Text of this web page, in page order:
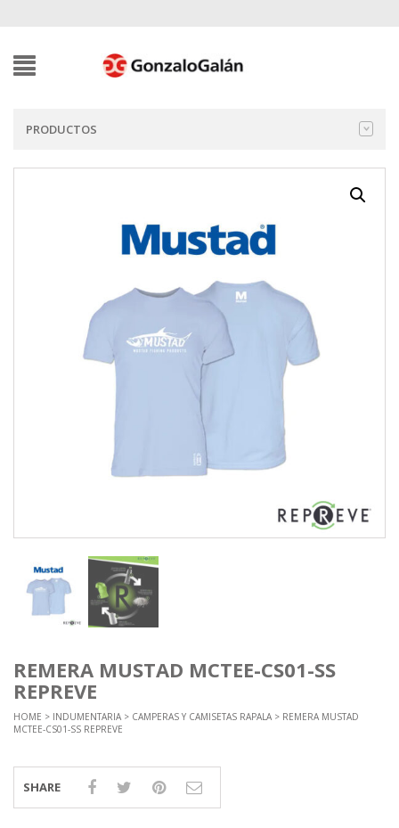
PRODUCTOS
REMERA MUSTAD MCTEE-CS01-SS
REPREVE
HOME > INDUMENTARIA > CAMPERAS Y CAMISETAS RAPALA > REMERA MUSTAD
MCTEE-CS01-SS REPREVE
SHARE